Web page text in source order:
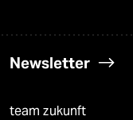
Newsletter
team zukunft